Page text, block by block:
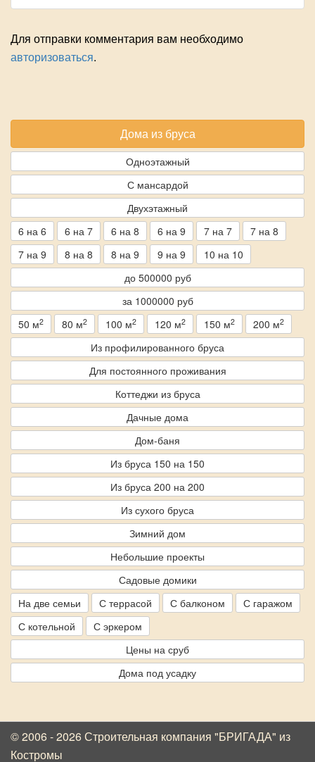
Для отправки комментария вам необходимо
авторизоваться.
Дома из бруса
Одноэтажный
С мансардой
Двухэтажный
6 на 6
6 на 7 6 на 8 6 на 9 7 на 7
7 на 8
7 на 9
8 на 8 8 на 9 9 на 9
10 на 10
до 500000 руб
за 1000000 руб
50 м2 80 м2 100 м2 120 м2 150 м2 200 м2
Из профилированного бруса
Для постоянного проживания
Коттеджи из бруса
Дачные дома
Дом-баня
Из бруса 150 на 150
Из бруса 200 на 200
Из сухого бруса
Зимний дом
Небольшие проекты
Садовые домики
На две семьи
С террасой С балконом
С гаражом
С котельной
С эркером
Цены на сруб
Дома под усадку
© 2006 - 2026 Строительная компания "БРИГАДА" из
Костромы